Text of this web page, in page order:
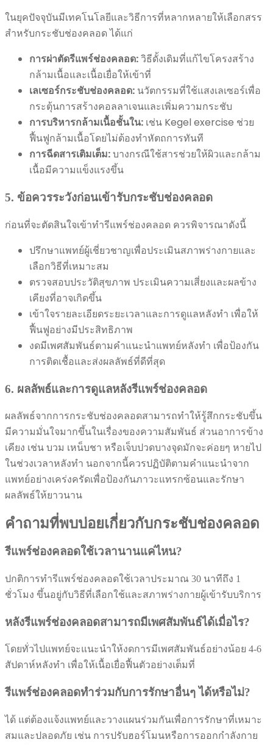
ในยุคปัจจุบันมีเทคโนโลยีและวิธีการที่หลากหลายให้เลือกสรร
สำหรับกระชับช่องคลอด ได้แก่
การผ่าตัดรีแพร์ช่องคลอด:วิธีดั้งเดิมที่แก้ไขโครงสร้าง
กล้ามเนื้อและเนื้อเยื่อให้เข้าที่
เลเซอร์กระชับช่องคลอด: นวัตกรรมที่ใช้แสงเลเซอร์เพื่อ
กระตุ้นการสร้างคอลลาเจนและเพิ่มความกระชับ
การบริหารกล้ามเนื้อชั้นใน: เช่น Kegel exercise ช่วย
ฟื้นฟูกล้ามเนื้อโดยไม่ต้องทำหัตถการทันที
การฉีดสารเติมเต็ม:บางกรณีใช้สารช่วยให้ผิวและกล้าม
เนื้อมีความแข็งแรงขึ้น
5. ข้อควรระวังก่อนเข้ารับกระชับช่องคลอด
ก่อนที่จะตัดสินใจเข้าทำรีแพร์ช่องคลอด ควรพิจารณาดังนี้
ปรึกษาแพทย์ผู้เชี่ยวชาญเพื่อประเมินสภาพร่างกายและ
เลือกวิธีที่เหมาะสม
ตรวจสอบประวัติสุขภาพ ประเมินความเสี่ยงและผลข้าง
เคียงที่อาจเกิดขึ้น
เข้าใจรายละเอียดระยะเวลาและการดูแลหลังทำ เพื่อให้
ฟื้นฟูอย่างมีประสิทธิภาพ
งดมีเพศสัมพันธ์ตามคำแนะนำแพทย์หลังทำ เพื่อป้องกัน
การติดเชื้อและส่งผลลัพธ์ที่ดีที่สุด
6. ผลลัพธ์และการดูแลหลังรีแพร์ช่องคลอด
ผลลัพธ์จากการกระชับช่องคลอดสามารถทำให้รู้สึกกระชับขึ้น
มีความมั่นใจมากขึ้นในเรื่องของความสัมพันธ์ ส่วนอาการข้าง
เคียง เช่น บวม เหน็บชา หรือเจ็บปวดบางจุดมักจะค่อยๆ หายไป
ในช่วงเวลาหลังทำ นอกจากนี้ควรปฏิบัติตามคำแนะนำจาก
แพทย์อย่างเคร่งครัดเพื่อป้องกันภาวะแทรกซ้อนและรักษา
ผลลัพธ์ให้ยาวนาน
คำถามที่พบบ่อยเกี่ยวกับกระชับช่องคลอด
รีแพร์ช่องคลอดใช้เวลานานแค่ไหน?
ปกติการทำรีแพร์ช่องคลอดใช้เวลาประมาณ 30 นาทีถึง 1
ชั่วโมง ขึ้นอยู่กับวิธีที่เลือกใช้และสภาพร่างกายผู้เข้ารับบริการ
หลังรีแพร์ช่องคลอดสามารถมีเพศสัมพันธ์ได้เมื่อไร?
โดยทั่วไปแพทย์จะแนะนำให้งดการมีเพศสัมพันธ์อย่างน้อย 4-6
สัปดาห์หลังทำ เพื่อให้เนื้อเยื่อฟื้นตัวอย่างเต็มที่
รีแพร์ช่องคลอดทำร่วมกับการรักษาอื่นๆ ได้หรือไม่?
ได้ แต่ต้องแจ้งแพทย์และวางแผนร่วมกันเพื่อการรักษาที่เหมาะ
สมและปลอดภัย เช่น การปรับฮอร์โมนหรือการออกกำลังกาย